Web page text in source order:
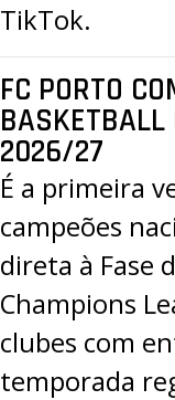
TikTok.
FC PORTO
BASKETBALL
2026/27
É a primeira
campeões
direta à Fase
Champions
clubes com
temporada